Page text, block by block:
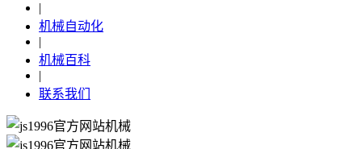
|
机械自动化
|
机械百科
|
联系我们